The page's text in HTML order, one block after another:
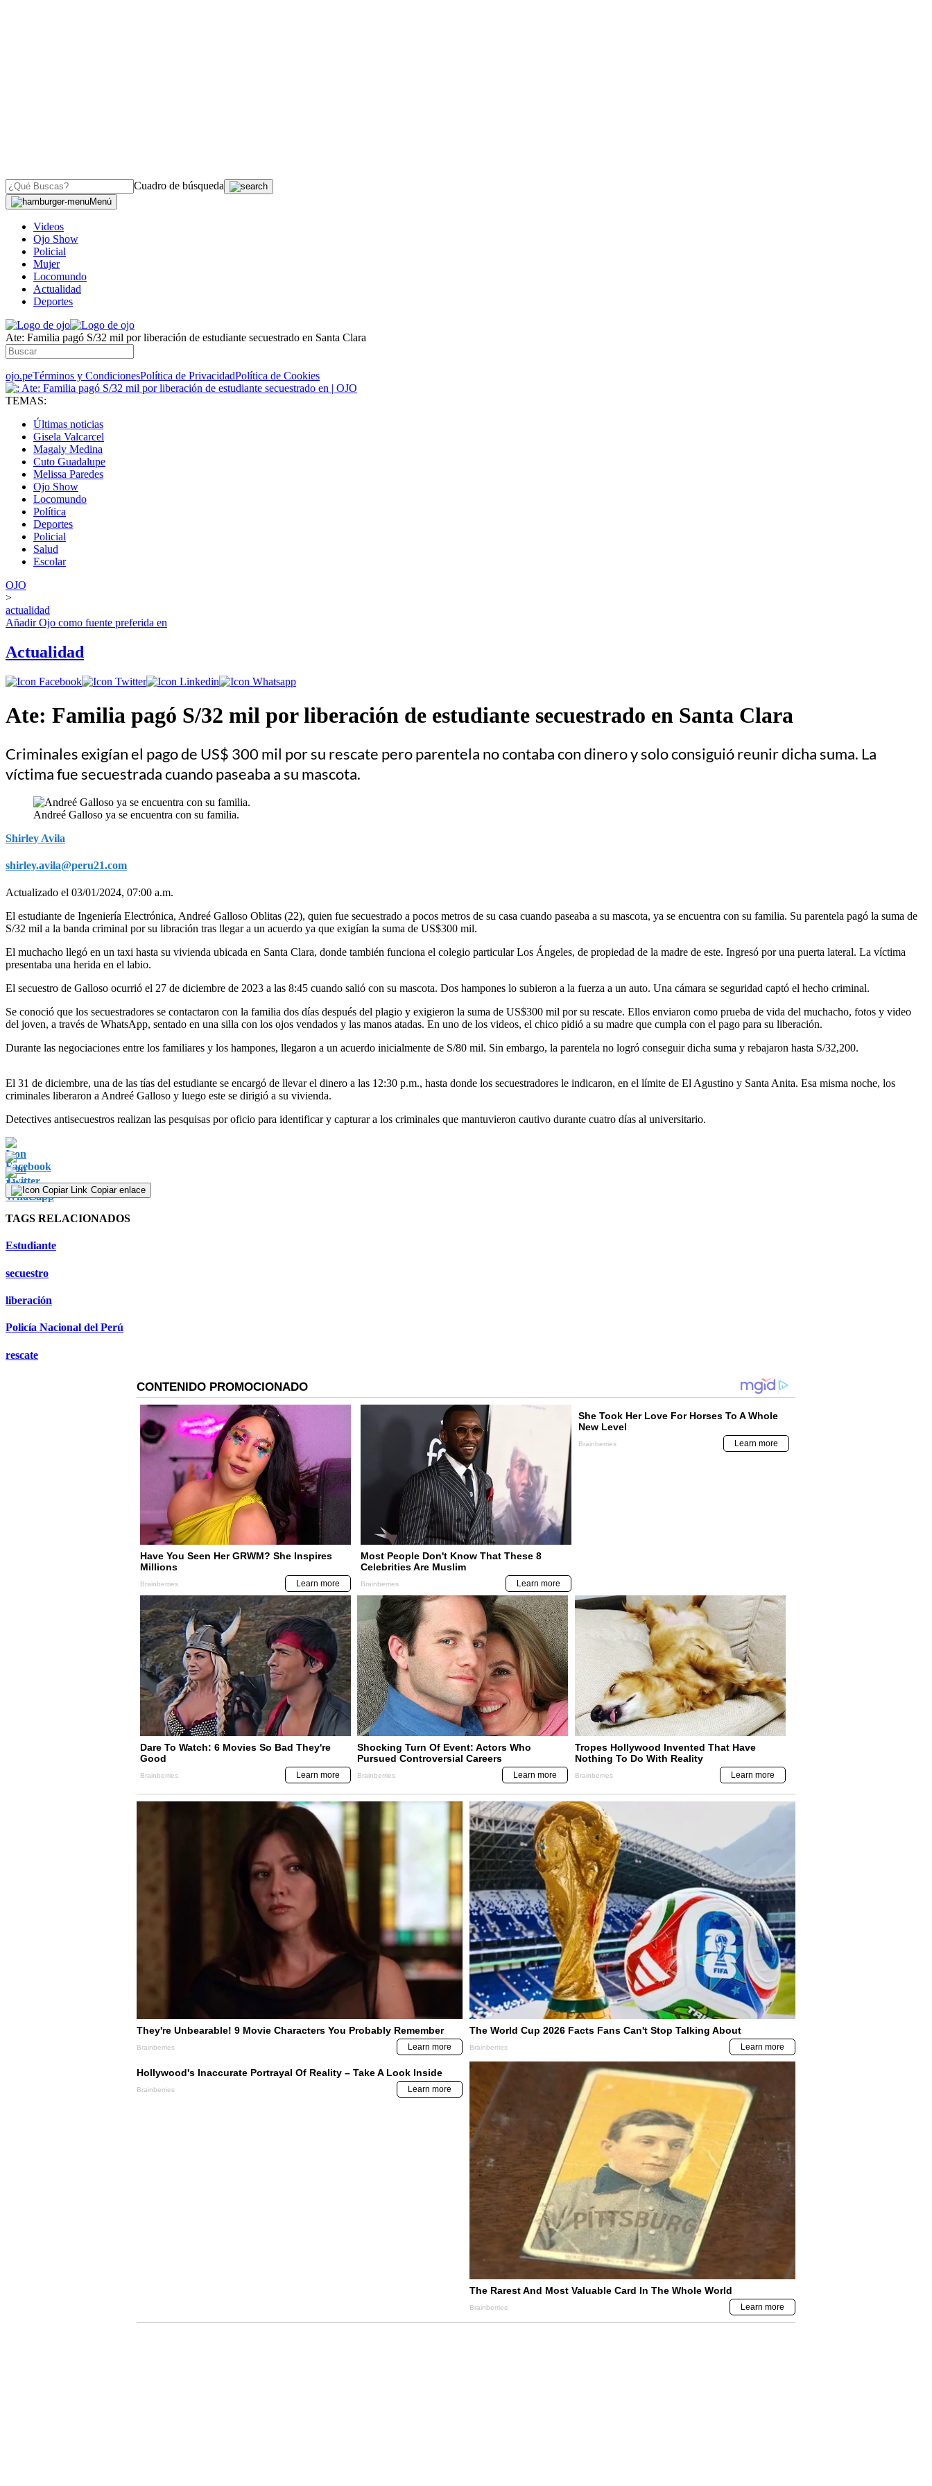
Cuadro de búsqueda
Menú
Videos
Ojo Show
Policial
Mujer
Locomundo
Actualidad
Deportes
Ate: Familia pagó S/32 mil por liberación de estudiante secuestrado en Santa Clara
ojo.peTérminos y CondicionesPolítica de PrivacidadPolítica de Cookies
TEMAS:
Últimas noticias
Gisela Valcarcel
Magaly Medina
Cuto Guadalupe
Melissa Paredes
Ojo Show
Locomundo
Política
Deportes
Policial
Salud
Escolar
OJO
>
actualidad
AñadirOjo como fuente preferida en
Actualidad
Ate: Familia pagó S/32 mil por liberación de estudiante secuestrado en Santa Clara
Criminales exigían el pago de US$ 300 mil por su rescate pero parentela no contaba con dinero y solo consiguió reunir dicha suma. La
víctima fue secuestrada cuando paseaba a su mascota.
Andreé Galloso ya se encuentra con su familia.
Shirley Avila
shirley.avila@peru21.com
Actualizado el 03/01/2024, 07:00 a.m.
El estudiante de Ingeniería Electrónica, Andreé Galloso Oblitas (22), quien fue secuestrado a pocos metros de su casa cuando paseaba a su mascota, ya se encuentra con su familia. Su parentela pagó la suma de
S/32 mil a la banda criminal por su libración tras llegar a un acuerdo ya que exigían la suma de US$300 mil.
El muchacho llegó en un taxi hasta su vivienda ubicada en Santa Clara, donde también funciona el colegio particular Los Ángeles, de propiedad de la madre de este. Ingresó por una puerta lateral. La víctima
presentaba una herida en el labio.
El secuestro de Galloso ocurrió el 27 de diciembre de 2023 a las 8:45 cuando salió con su mascota. Dos hampones lo subieron a la fuerza a un auto. Una cámara se seguridad captó el hecho criminal.
Se conoció que los secuestradores se contactaron con la familia dos días después del plagio y exigieron la suma de US$300 mil por su rescate. Ellos enviaron como prueba de vida del muchacho, fotos y video
del joven, a través de WhatsApp, sentado en una silla con los ojos vendados y las manos atadas. En uno de los videos, el chico pidió a su madre que cumpla con el pago para su liberación.
Durante las negociaciones entre los familiares y los hampones, llegaron a un acuerdo inicialmente de S/80 mil. Sin embargo, la parentela no logró conseguir dicha suma y rebajaron hasta S/32,200.
El 31 de diciembre, una de las tías del estudiante se encargó de llevar el dinero a las 12:30 p.m., hasta donde los secuestradores le indicaron, en el límite de El Agustino y Santa Anita. Esa misma noche, los
criminales liberaron a Andreé Galloso y luego este se dirigió a su vivienda.
Detectives antisecuestros realizan las pesquisas por oficio para identificar y capturar a los criminales que mantuvieron cautivo durante cuatro días al universitario.
Copiar enlace
TAGS RELACIONADOS
Estudiante
secuestro
liberación
Policía Nacional del Perú
rescate